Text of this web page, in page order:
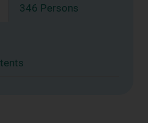
346 Persons